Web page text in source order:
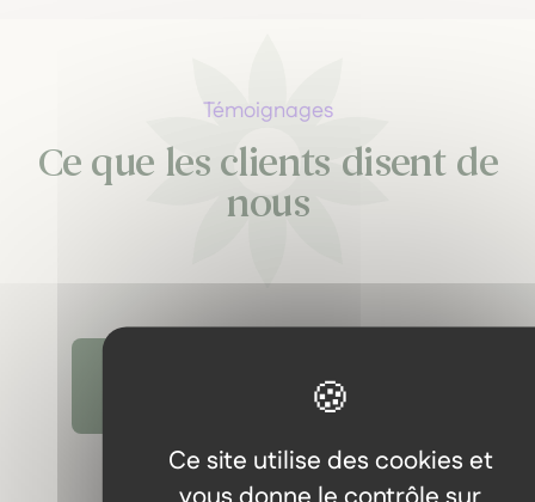
Ce site utilise des cookies et
Témoignages
Ce que les clients disent de
nous
Découvrir tous les témoignages